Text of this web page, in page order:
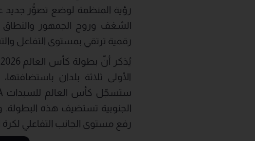
رؤية المنظمة لوضع تصوُّر جديد
رقمية ترتقي بمستوى التفاعل
رفع مستوى الجانب التفاعلي